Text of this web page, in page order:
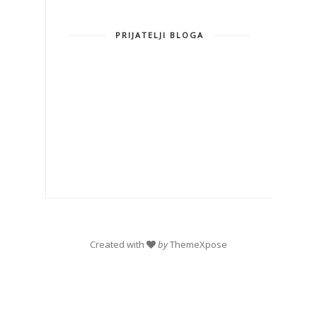
PRIJATELJI BLOGA
Created with byThemeXpose